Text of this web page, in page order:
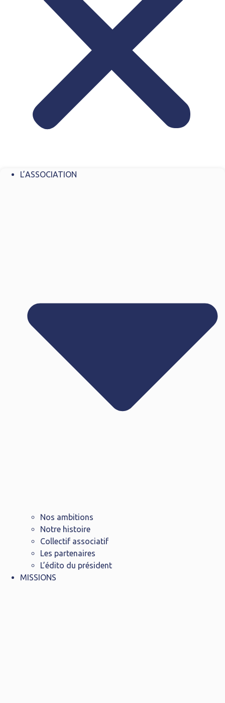
L’ASSOCIATION
Nos ambitions
Notre histoire
Collectif associatif
Les partenaires
L’édito du président
MISSIONS